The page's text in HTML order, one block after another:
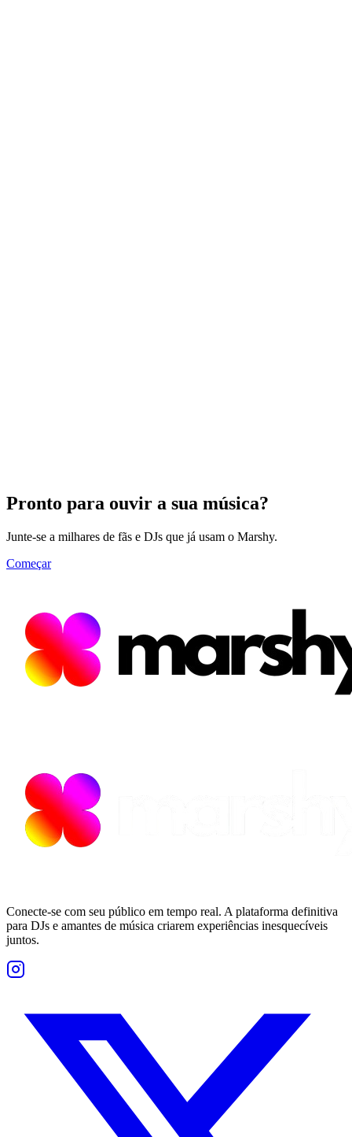
Pronto para ouvir a sua música?
Junte-se a milhares de fãs e DJs que já usam o Marshy.
Começar
Conecte-se com seu público em tempo real. A plataforma definitiva
para DJs e amantes de música criarem experiências inesquecíveis
juntos.